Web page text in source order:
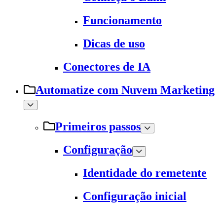
Funcionamento
Dicas de uso
Conectores de IA
Automatize com Nuvem Marketing
Primeiros passos
Configuração
Identidade do remetente
Configuração inicial